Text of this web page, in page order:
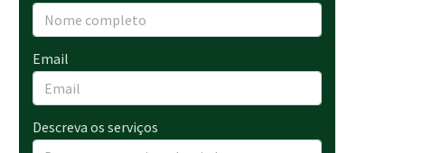
Email
Descreva os serviços